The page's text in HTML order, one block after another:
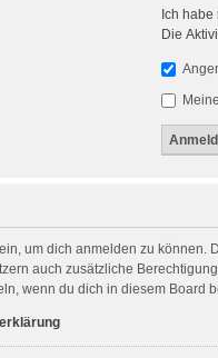
Ich
Die
um dich anmelden zu
auch zusätzliche
wenn du dich in diesem Board